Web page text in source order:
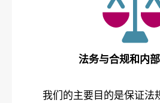
法务与合规和内
我们的主要目的是保证法